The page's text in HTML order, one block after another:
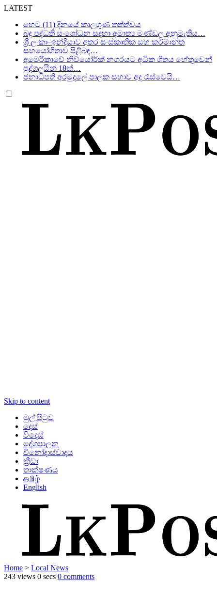
LATEST
හෙට (11) දිනයේ කාලගුණ තත්ත්වය
බදු පද්ධති සංශෝධන සඳහා අමාත්‍ය මණ්ඩල අනුමැතිය…
ශ්‍රී ලංකා–ඉන්දියාව අතර සංස්කෘතික සහ කර්මාන්ත
සහයෝගීතාව පිළිබඳ…
අමෙරිකාවේ නිව්යෝර්ක් නගරයට අධික ශීතය හේතුවෙන්
පුද්ගලයින් 18ක්…
ජනාධිපති අරමුදලේ පාලක සභාව අද රැස්වෙයි…
Skip to content
මුල් පිටුව
දෙස්
විදෙස්
දේශපාලන
විනෝදාස්වාදය
ක්‍රීඩා
තාක්ෂණය
தமிழ்
English
Home > Local News
243 views 0 secs 0 comments